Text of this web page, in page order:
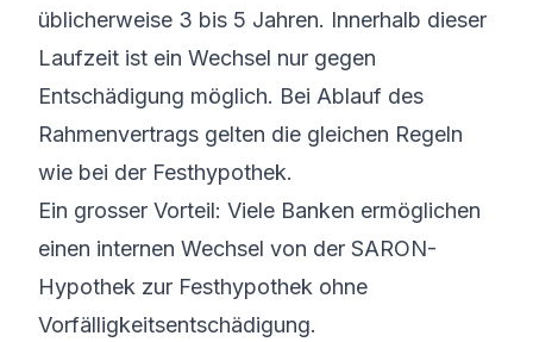
üblicherweise 3 bis 5 Jahren. Innerhalb dieser
Laufzeit ist ein Wechsel nur gegen
Entschädigung möglich. Bei Ablauf des
Rahmenvertrags gelten die gleichen Regeln
wie bei der Festhypothek.
Ein grosser Vorteil: Viele Banken ermöglichen
einen internen Wechsel von der SARON-
Hypothek zur Festhypothek ohne
Vorfälligkeitsentschädigung.